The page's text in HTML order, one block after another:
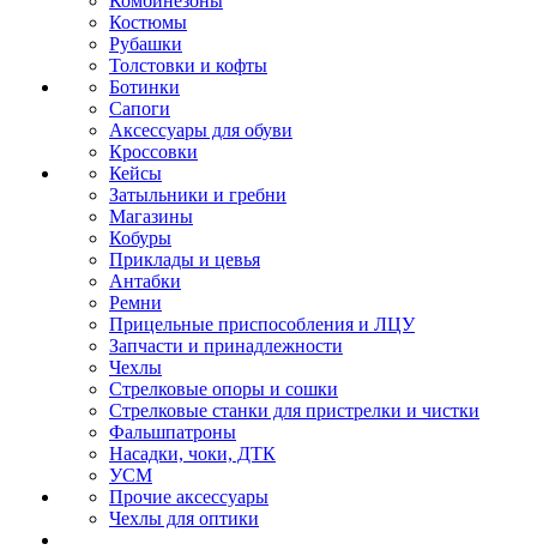
Костюмы
Рубашки
Толстовки и кофты
Ботинки
Сапоги
Аксессуары для обуви
Кроссовки
Кейсы
Затыльники и гребни
Магазины
Кобуры
Приклады и цевья
Антабки
Ремни
Прицельные приспособления и ЛЦУ
Запчасти и принадлежности
Чехлы
Стрелковые опоры и сошки
Стрелковые станки для пристрелки и чистки
Фальшпатроны
Насадки, чоки, ДТК
УСМ
Прочие аксессуары
Чехлы для оптики